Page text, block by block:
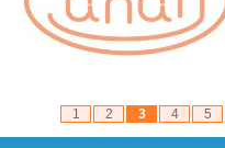
1 2 3 4 5